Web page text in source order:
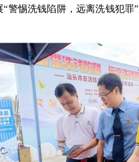
惕洗钱陷阱，远离洗钱犯